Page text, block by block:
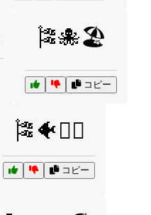
🎏🐙🏖️
コピー
🎏🐠🏄‍♂️
コピー